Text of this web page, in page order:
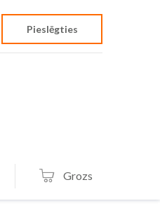
Pieslēgties
Grozs